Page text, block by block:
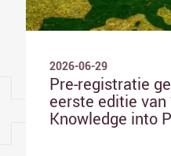
2026-06-29
Pre-registratie
eerste editie van
Knowledge into